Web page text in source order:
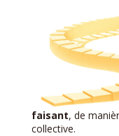
faisant, de
collective.